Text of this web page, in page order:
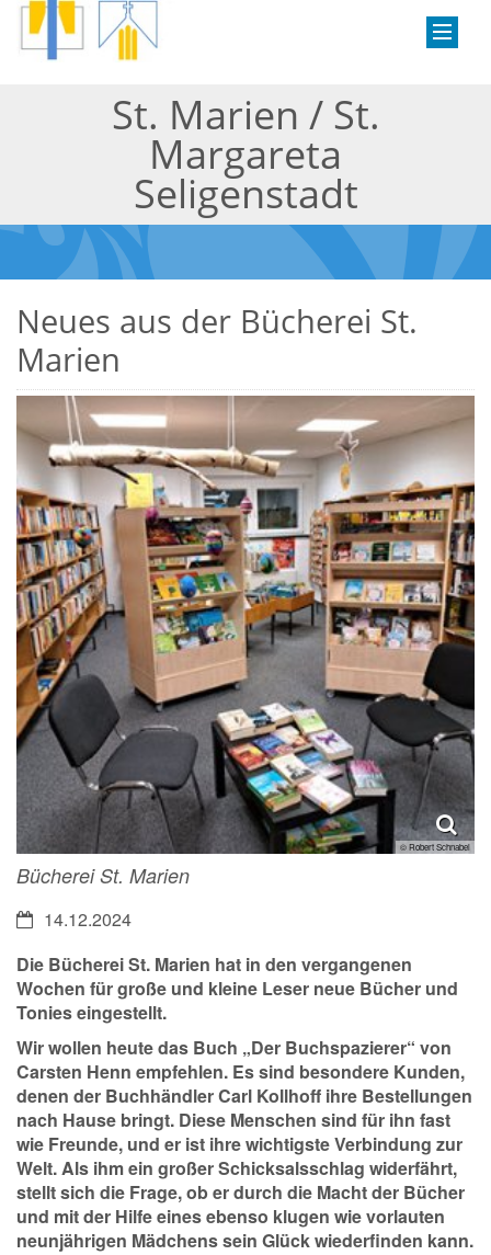
St. Marien / St.
Margareta
Seligenstadt
Neues aus der Bücherei St.
Marien
© Robert Schnabel
Bücherei St. Marien
Datum:14.12.2024
Die Bücherei St. Marien hat in den vergangenen
Wochen für große und kleine Leser neue Bücher und
Tonies eingestellt.
Wir wollen heute das Buch „Der Buchspazierer“ von
Carsten Henn empfehlen. Es sind besondere Kunden,
denen der Buchhändler Carl Kollhoff ihre Bestellungen
nach Hause bringt. Diese Menschen sind für ihn fast
wie Freunde, und er ist ihre wichtigste Verbindung zur
Welt. Als ihm ein großer Schicksalsschlag widerfährt,
stellt sich die Frage, ob er durch die Macht der Bücher
und mit der Hilfe eines ebenso klugen wie vorlauten
neunjährigen Mädchens sein Glück wiederfinden kann.